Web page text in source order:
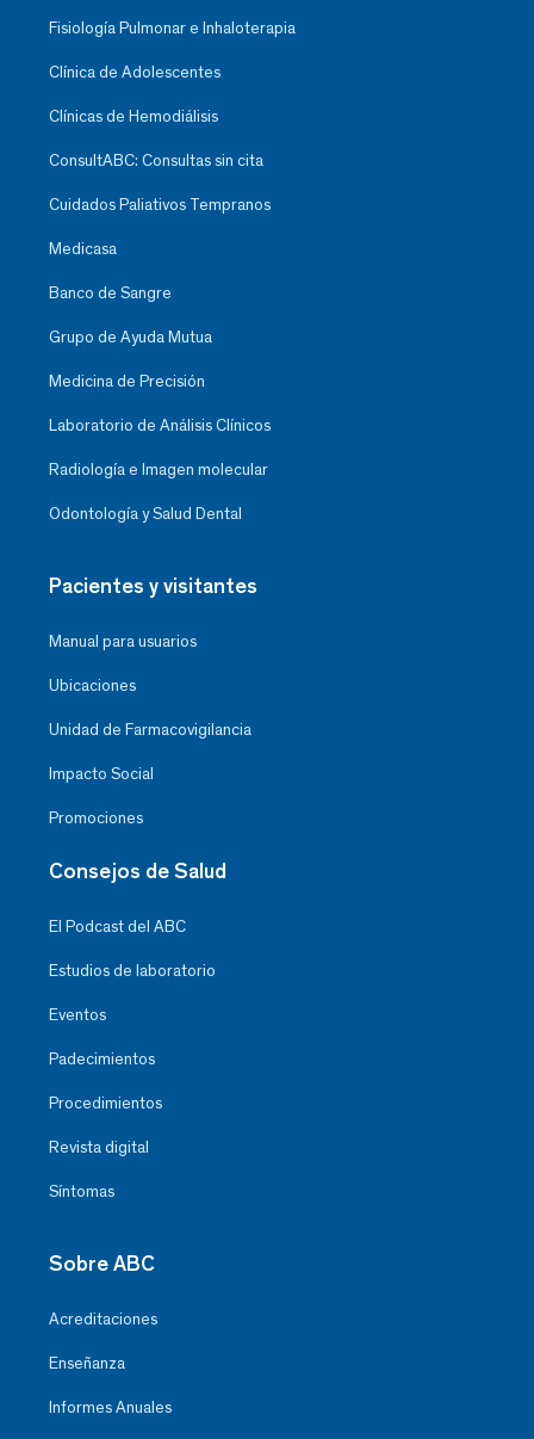
Fisiología Pulmonar e Inhaloterapia
Clínica de Adolescentes
Clínicas de Hemodiálisis
ConsultABC: Consultas sin cita
Cuidados Paliativos Tempranos
Medicasa
Banco de Sangre
Grupo de Ayuda Mutua
Medicina de Precisión
Laboratorio de Análisis Clínicos
Radiología e Imagen molecular
Odontología y Salud Dental
Pacientes y visitantes
Manual para usuarios
Ubicaciones
Unidad de Farmacovigilancia
Impacto Social
Promociones
Consejos de Salud
El Podcast del ABC
Estudios de laboratorio
Eventos
Padecimientos
Procedimientos
Revista digital
Síntomas
Sobre ABC
Acreditaciones
Enseñanza
Informes Anuales